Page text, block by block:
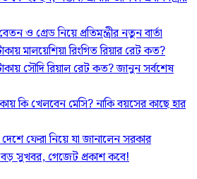
ও গ্রেড নিয়ে প্রতিমন্ত্রীর নতুন বার্তা
মালয়েশিয়া রিংগিত রিয়ার রেট কত?
সৌদি রিয়াল রেট কত? জানুন সর্বশেষ
কি খেলবেন মেসি? নাকি বয়সের কাছে হার
ফেরা নিয়ে যা জানালেন সরকার
সুখবর, গেজেট প্রকাশ কবে!